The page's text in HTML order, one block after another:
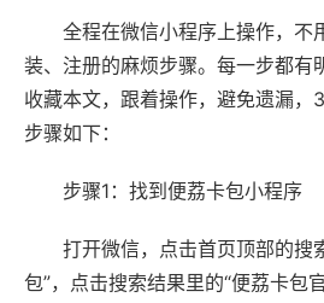
全程在微信小程序上操作，不
装、注册的麻烦步骤。每一步都有
收藏本文，跟着操作，避免遗漏，
步骤如下：
步骤1：找到便荔卡包小程序
打开微信，点击首页顶部的搜
包”，点击搜索结果里的“便荔卡包